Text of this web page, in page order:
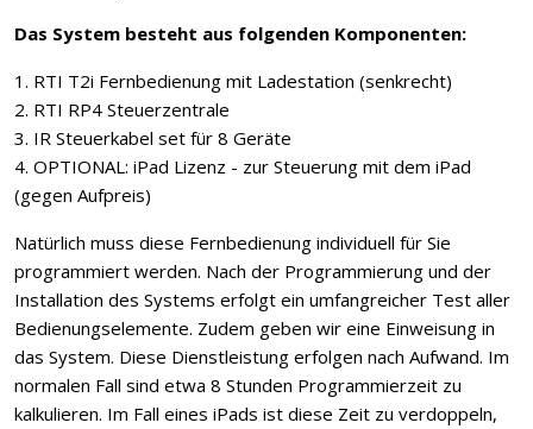
Das System besteht aus folgenden Komponenten:
1. RTI T2i Fernbedienung mit Ladestation (senkrecht)
2. RTI RP4 Steuerzentrale
3. IR Steuerkabel set für 8 Geräte
4. OPTIONAL: iPad Lizenz - zur Steuerung mit dem iPad
(gegen Aufpreis)
Natürlich muss diese Fernbedienung individuell für Sie
programmiert werden. Nach der Programmierung und der
Installation des Systems erfolgt ein umfangreicher Test aller
Bedienungselemente. Zudem geben wir eine Einweisung in
das System. Diese Dienstleistung erfolgen nach Aufwand. Im
normalen Fall sind etwa 8 Stunden Programmierzeit zu
kalkulieren. Im Fall eines iPads ist diese Zeit zu verdoppeln,